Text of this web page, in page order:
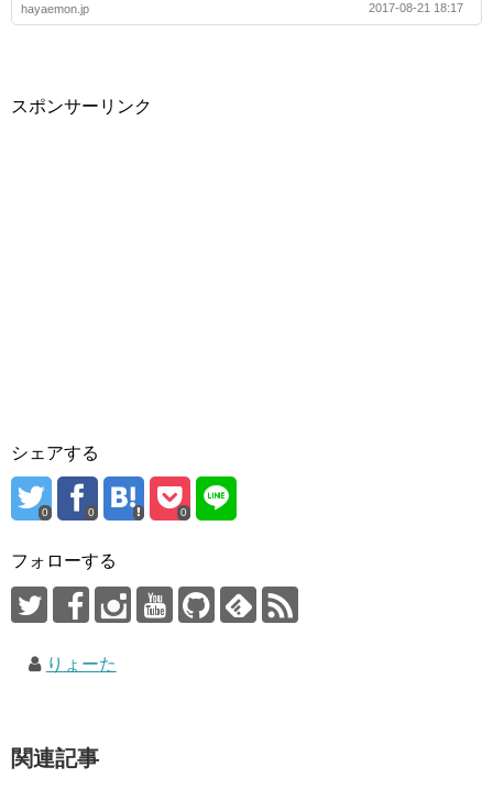
hayaemon.jp 2017-08-21 18:17
スポンサーリンク
シェアする
0 0 0
フォローする
りょーた
関連記事